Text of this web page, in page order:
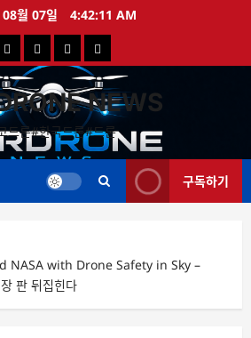
월 07일 4:42:12 AM
국
내
드
론
뉴
해
외
드
론
뉴
드
영
상
드
론
특
가
NEWS
드론#한국드론#드론
구독하기
NASA with Drone Safety in Sky –
판 뒤집힌다